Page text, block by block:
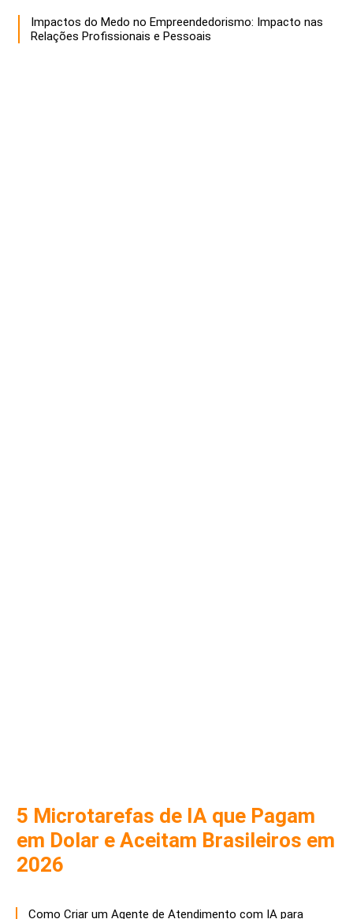
Impactos do Medo no Empreendedorismo: Impacto nas
Relações Profissionais e Pessoais
5 Microtarefas de IA que Pagam
em Dolar e Aceitam Brasileiros em
2026
Como Criar um Agente de Atendimento com IA para